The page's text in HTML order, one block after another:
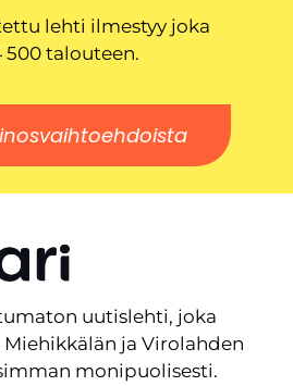
lehti ilmestyy joka
500 talouteen.
uutislehti, joka
ja Virolahden
monipuolisesti.